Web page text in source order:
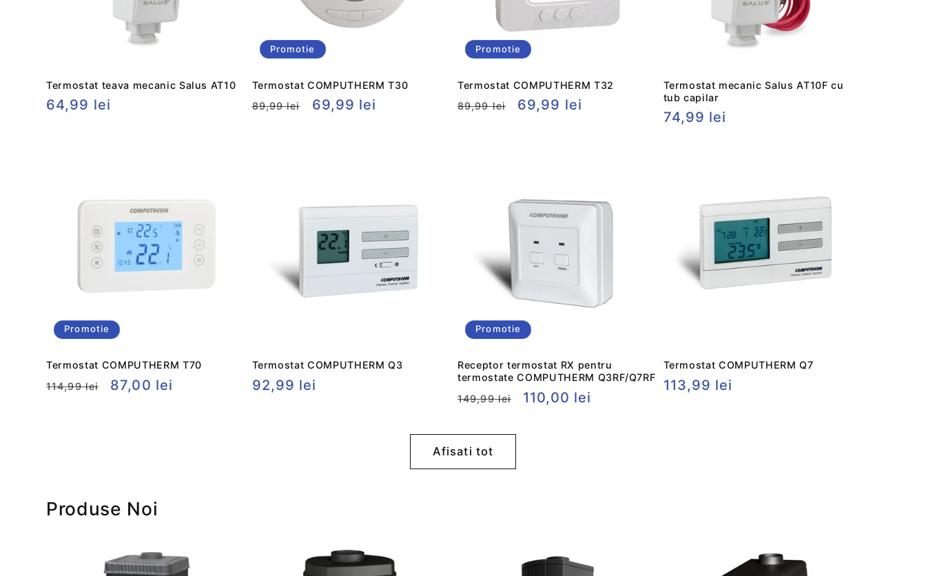
Termostat teava mecanic Salus AT10
Preț
64,99 lei
Promotie
Termostat COMPUTHERM T30
Preț
89,99 lei
Preț
69,99 lei
Promotie
Termostat COMPUTHERM T32
Preț
89,99 lei
Preț
69,99 lei
Termostat mecanic Salus AT10F cu
tub capilar
Preț
74,99 lei
Promotie
Termostat COMPUTHERM T70
Preț
114,99 lei
Preț
87,00 lei
Termostat COMPUTHERM Q3
Preț
92,99 lei
Promotie
Receptor termostat RX pentru
termostate COMPUTHERM Q3RF/Q7RF
Preț
149,99 lei
Preț
110,00 lei
Termostat COMPUTHERM Q7
Preț
113,99 lei
Afisati tot
Produse Noi